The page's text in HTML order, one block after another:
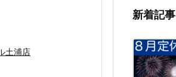
土浦店
新着記事